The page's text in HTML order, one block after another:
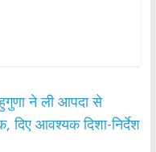
ने ली आपदा से
दिए आवश्यक दिशा-निर्देश